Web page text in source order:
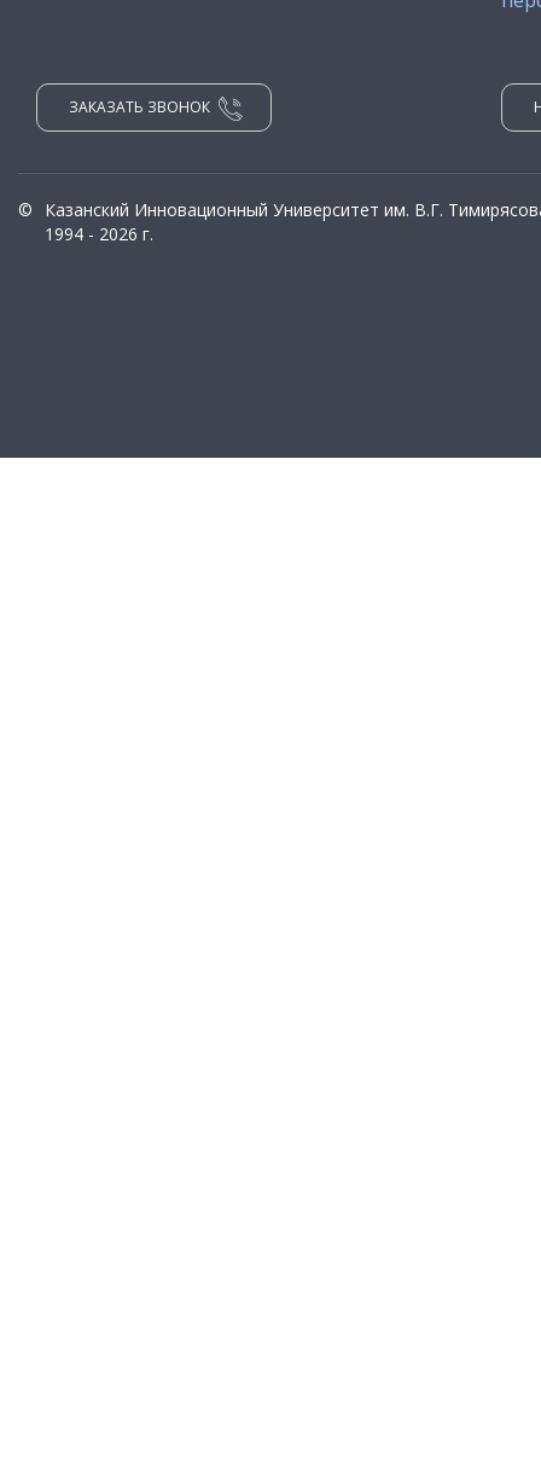
ЗАКАЗАТЬ ЗВОНОК
©
Казанский Инновационный Университет им. В.Г.
1994 - 2026 г.